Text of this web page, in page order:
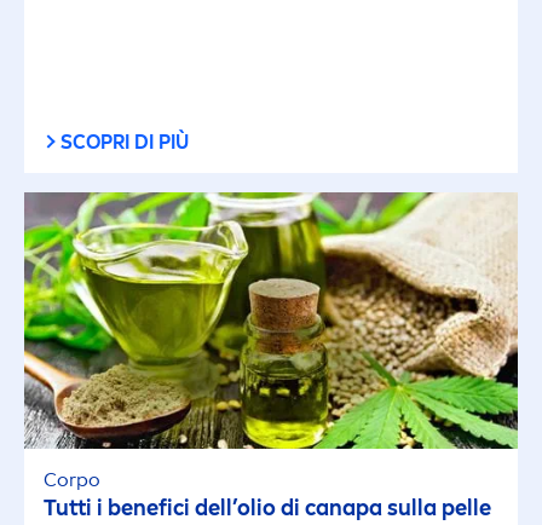
SCOPRI DI PIÙ
Corpo
Tutti i benefici dell’olio di canapa sulla pelle